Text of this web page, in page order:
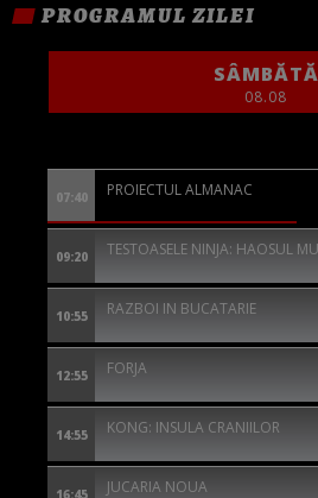
PROGRAMUL ZILEI
SÂMBĂTĂ
08.08
07:40 PROIECTUL ALMANAC
09:20 TESTOASELE NINJA: HAOSUL
10:55 RAZBOI IN BUCATARIE
12:55 FORJA
14:55 KONG: INSULA CRANIILOR
JUCARIA NOUA